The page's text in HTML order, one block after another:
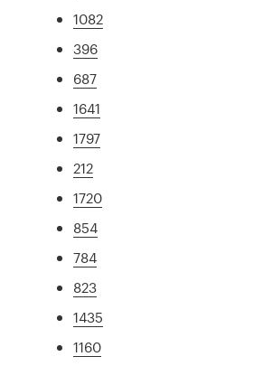
1082
396
687
1641
1797
212
1720
854
784
823
1435
1160